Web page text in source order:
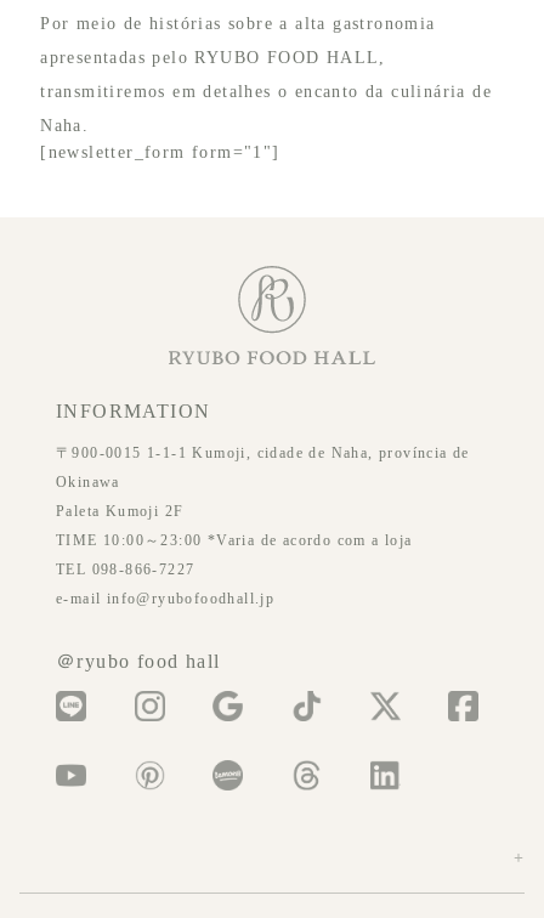
Por meio de histórias sobre a alta gastronomia
apresentadas pelo RYUBO FOOD HALL,
transmitiremos em detalhes o encanto da culinária de
Naha.
[newsletter_form form="1"]
INFORMATION
〒900-0015 1-1-1 Kumoji, cidade de Naha, província de
Okinawa
Paleta Kumoji 2F
TIME 10:00～23:00 *Varia de acordo com a loja
TEL 098-866-7227
e-mail info@ryubofoodhall.jp
＠ryubo food hall